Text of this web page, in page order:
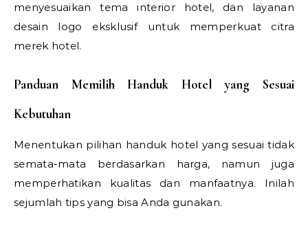
menyesuaikan tema interior hotel, dan layanan
desain logo eksklusif untuk memperkuat citra
merek hotel.
Panduan Memilih Handuk Hotel yang Sesuai
Kebutuhan
Menentukan pilihan handuk hotel yang sesuai tidak
semata-mata berdasarkan harga, namun juga
memperhatikan kualitas dan manfaatnya. Inilah
sejumlah tips yang bisa Anda gunakan.